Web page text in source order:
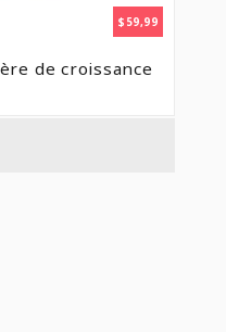
$ 59,99
de croissance